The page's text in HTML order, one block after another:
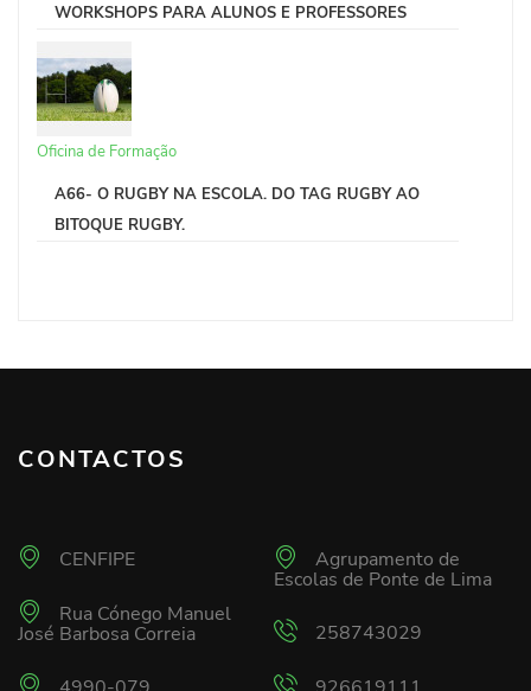
WORKSHOPS PARA ALUNOS E PROFESSORES
Oficina de Formação
A66- O RUGBY NA ESCOLA. DO TAG RUGBY AO
BITOQUE RUGBY.
CONTACTOS
CENFIPE
Rua Cónego Manuel
José Barbosa Correia
Agrupamento de
Escolas de Ponte de Lima
258743029